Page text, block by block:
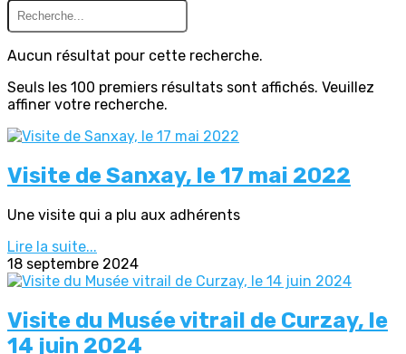
Aucun résultat pour cette recherche.
Seuls les 100 premiers résultats sont affichés. Veuillez
affiner votre recherche.
Visite de Sanxay, le 17 mai 2022
Une visite qui a plu aux adhérents
Lire la suite...
18 septembre 2024
Visite du Musée vitrail de Curzay, le
14 juin 2024